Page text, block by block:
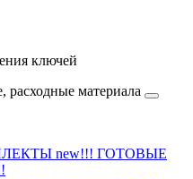
ключей
расходные материала
ГОТОВЫЕ